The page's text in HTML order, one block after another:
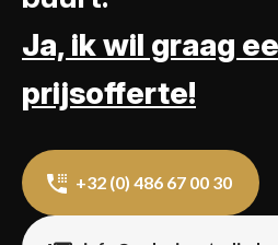
Ja, ik wil graag
prijsofferte!
+32 (0) 486 67 00 30